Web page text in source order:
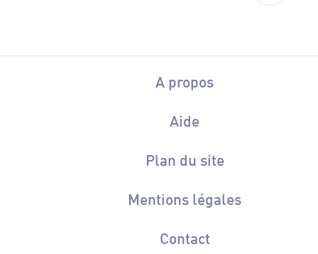
A propos
Aide
Plan du site
Mentions légales
Contact